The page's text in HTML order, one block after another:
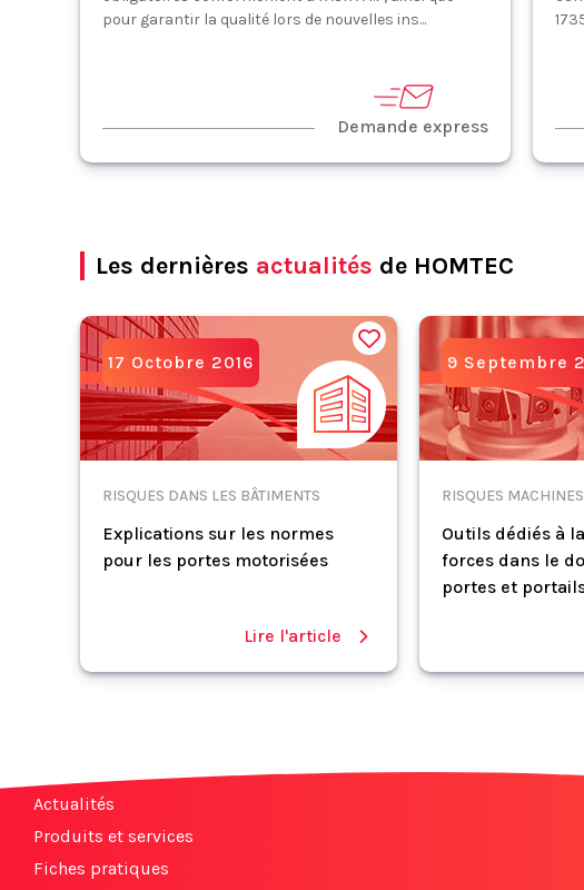
pour garantir la qualité lors de nouvelles ins...
Demande express
Les dernières actualités de HOMTEC
17 Octobre 2016
RISQUES DANS LES BÂTIMENTS
Explications sur les normes
pour les portes motorisées
Lire l'article
9 Septembre
RISQUES MACHINES
Outils dédiés à
forces dans le
portes et
Actualités
Produits et services
Fiches pratiques